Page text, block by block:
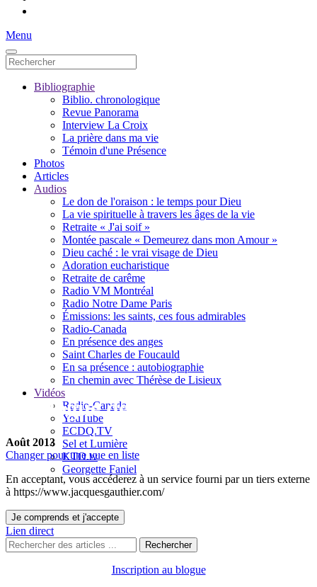
Menu
Bibliographie
Biblio. chronologique
Revue Panorama
Interview La Croix
La prière dans ma vie
Témoin d'une Présence
Photos
Articles
Audios
Le don de l'oraison : le temps pour Dieu
La vie spirituelle à travers les âges de la vie
Retraite « J'ai soif »
Montée pascale « Demeurez dans mon Amour »
Dieu caché : le vrai visage de Dieu
Adoration eucharistique
Retraite de carême
Radio VM Montréal
Radio Notre Dame Paris
Émissions: les saints, ces fous admirables
Radio-Canada
En présence des anges
Saint Charles de Foucauld
En sa présence : autobiographie
En chemin avec Thérèse de Lisieux
Vidéos
Radio-Canada
YouTube
ECDQ.TV
Sel et Lumière
KTO.tv
Georgette Faniel
Le blogue de Jacques Gauthier
Août 2013
Changer pour une vue en liste
En acceptant, vous accéderez à un service fourni par un tiers externe
à https://www.jacquesgauthier.com/
Je comprends et j'accepte
Lien direct
Rechercher
Inscription au blogue